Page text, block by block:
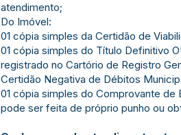
atendimento;
Do Imóvel:
01 cópia simples da Certidão de
01 cópia simples do Título Definitivo
registrado no Cartório de Registro
Certidão Negativa de Débitos
01 cópia simples do Comprovante
pode ser feita de próprio punho ou